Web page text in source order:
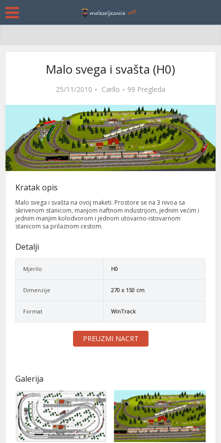
Malo svega i svašta (H0)
25/11/2010 Carllo 99 Pregleda
Kratak opis
Malo svega i svašta na ovoj maketi. Prostore se na 3 nivoa sa
skrivenom stanicom, manjom naftnom industrijom, jednim većim i
jednim manjim kolodvorom i jednom utovarno-istovarnom
stanicom sa prilaznom cestom.
Detalji
Mjerilo H0
Dimenzije 270 x 150 cm
Format WinTrack
PREUZMI NACRT
Galerija